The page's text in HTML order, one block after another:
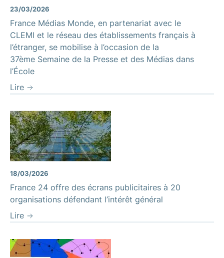
23/03/2026
France Médias Monde, en partenariat avec le
CLEMI et le réseau des établissements français à
l’étranger, se mobilise à l’occasion de la
37ème Semaine de la Presse et des Médias dans
l’École
Lire
18/03/2026
France 24 offre des écrans publicitaires à 20
organisations défendant l’intérêt général
Lire